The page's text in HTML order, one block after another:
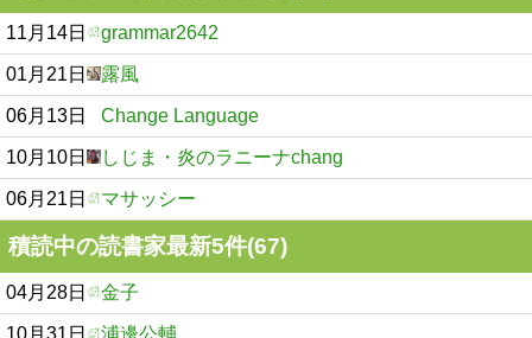
11月14日 grammar2642
01月21日 露風
06月13日 Change Language
10月10日 しじま・炎のラニーナchang
06月21日 マサッシー
積読中の読書家最新5件(67)
04月28日 金子
10月31日 浦邊公輔